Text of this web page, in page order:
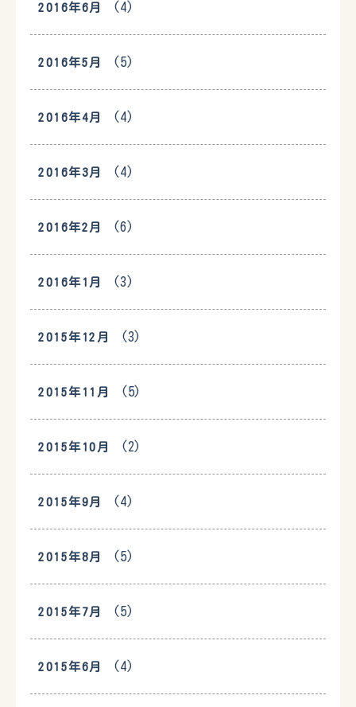
2016年6月 (4)
2016年5月 (5)
2016年4月 (4)
2016年3月 (4)
2016年2月 (6)
2016年1月 (3)
2015年12月 (3)
2015年11月 (5)
2015年10月 (2)
2015年9月 (4)
2015年8月 (5)
2015年7月 (5)
2015年6月 (4)